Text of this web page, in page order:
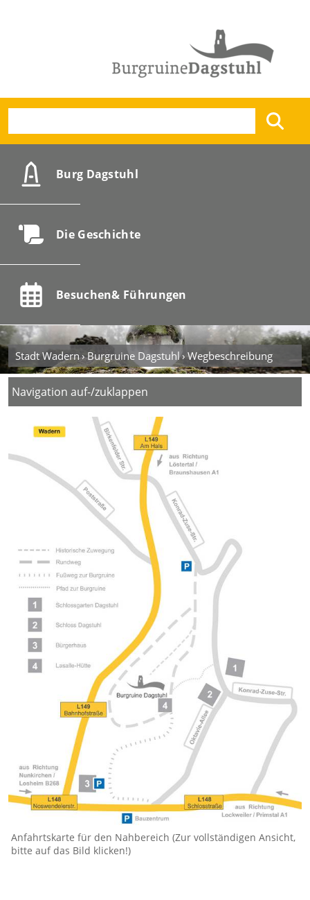
Burg Dagstuhl
DieGeschichte
Besuchen& Führungen
Stadt Wadern Burgruine Dagstuhl Wegbeschreibung
Navigation auf-/zuklappen
Anfahrtskarte für den Nahbereich (Zur vollständigen Ansicht,
bitte auf das Bild klicken!)